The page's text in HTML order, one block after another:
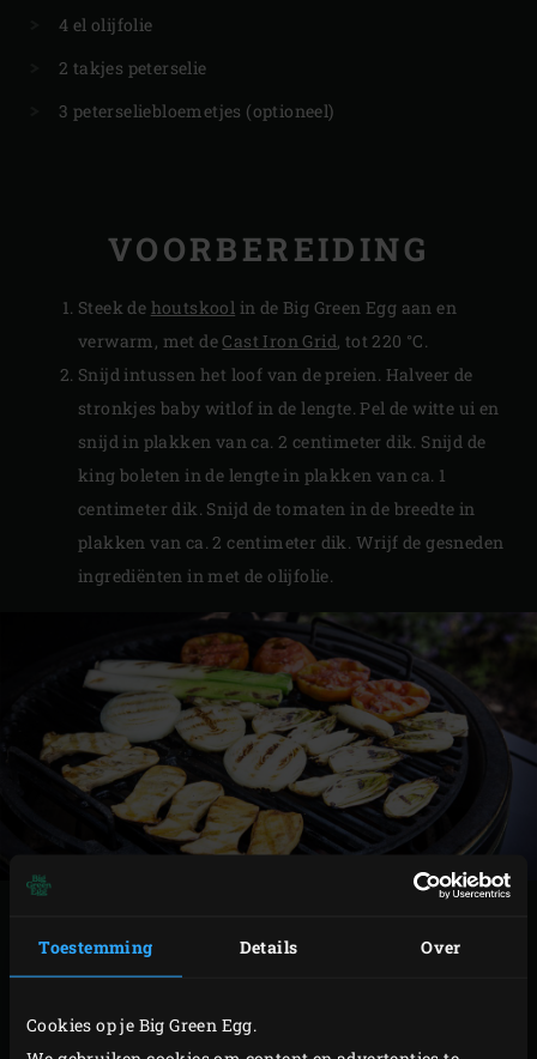
Toestemming Details Over
Cookies op je Big Green Egg.
4 el olijfolie
2 takjes peterselie
3 peterseliebloemetjes (optioneel)
VOORBEREIDING
Steek de houtskool in de Big Green Egg aan en
verwarm, met deCast Iron Grid, tot 220 °C.
Snijd intussen het loof van de preien. Halveer de
stronkjes baby witlof in de lengte. Pel de witte ui en
snijd in plakken van ca. 2 centimeter dik. Snijd de
king boleten in de lengte in plakken van ca. 1
centimeter dik. Snijd de tomaten in de breedte in
plakken van ca. 2 centimeter dik. Wrijf de gesneden
ingrediënten in met de olijfolie.
Leg de preien op het rooster en sluit de deksel van
de EGG. Gril de preien ca. 8 minuten.
Keer de preien om en leg de rest van de gesneden